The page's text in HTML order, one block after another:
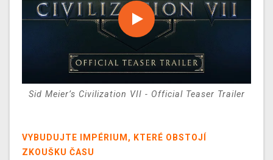
Sid Meier’s Civilization VII - Official Teaser Trailer
VYBUDUJTE IMPÉRIUM, KTERÉ OBSTOJÍ
ZKOUŠKU ČASU